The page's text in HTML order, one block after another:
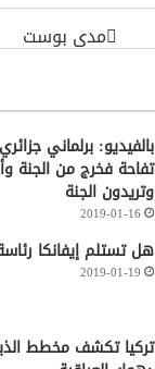
‏مدى بوست‏
بالفيديو: برلماني
تفاحة فخرج من الجنة
وتريدون الجنة
2019-01-16
هل تستلم إيفانكا
2019-01-19
تركيا تكشف مخطط